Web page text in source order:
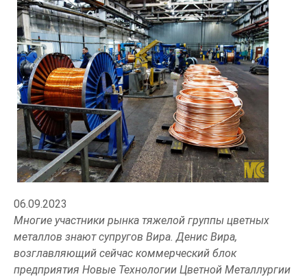
06.09.2023
Многие участники рынка тяжелой группы цветных
металлов знают супругов Вира. Денис Вира,
возглавляющий сейчас коммерческий блок
предприятия Новые Технологии Цветной Металлургии